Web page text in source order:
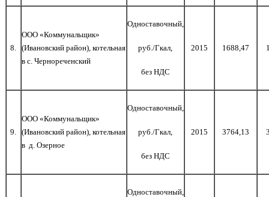
8
ООО «Коммунальщик»
(Ивановский район), котельная
в с. Чернореченский
Одноставочный,
руб./Гкал,
без НДС
2015 1688,47
9
ООО «Коммунальщик»
(Ивановский район), котельная
в д. Озерное
Одноставочный,
руб./Гкал,
без НДС
2015 3764,13
Одноставочный,